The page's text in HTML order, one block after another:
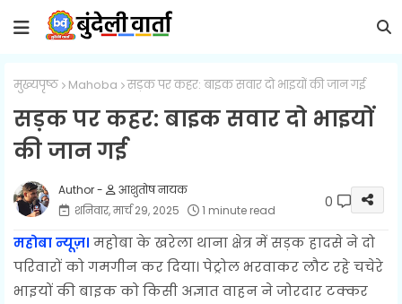
मुख्यपृष्ठ Mahoba सड़क पर कहर: बाइक सवार दो भाइयों की जान गई
सड़क पर कहर: बाइक सवार दो भाइयों
की जान गई
आशुतोष नायक
शनिवार, मार्च 29, 2025
1 minute read 0
महोबा न्यूज़। महोबा के खरेला थाना क्षेत्र में सड़क हादसे ने दो
परिवारों को गमगीन कर दिया। पेट्रोल भरवाकर लौट रहे चचेरे
भाइयों की बाइक को किसी अज्ञात वाहन ने जोरदार टक्कर